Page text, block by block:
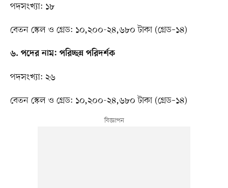
পদসংখ্যা: ১৮
বেতন স্কেল ও গ্রেড: ১০,২০০-২৪,৬৮০ টাকা (গ্রেড–১৪)
৬. পদের নাম: পরিচ্ছন্ন পরিদর্শক
পদসংখ্যা: ২৬
বেতন স্কেল ও গ্রেড: ১০,২০০-২৪,৬৮০ টাকা (গ্রেড–১৪)